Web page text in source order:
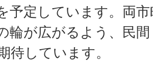
予定しています。両
輪が広がるよう、民
待しています。